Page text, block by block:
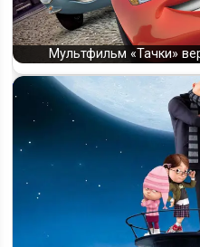
Мультфильм «Тачки»